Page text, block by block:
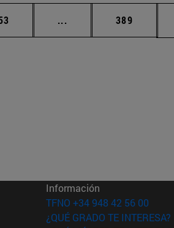
... Páginas intermedias
Página
389
ventana)
Información
TFNO +34 948 42 56 00
¿QUÉ GRADO TE INTERESA?